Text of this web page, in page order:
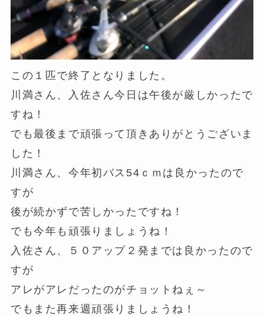
この１匹で終了となりました。
川満さん、入佐さん今日は午後が厳しかったで
すね！
でも最後まで頑張って頂きありがとうございま
した！
川満さん、今年初バス54ｃｍは良かったので
すが
後が続かずで苦しかったですね！
でも今年も頑張りましょうね！
入佐さん、５０アップ２発までは良かったので
すが
アレがアレだったのがチョットねぇ～
でもまた再来週頑張りましょうね！